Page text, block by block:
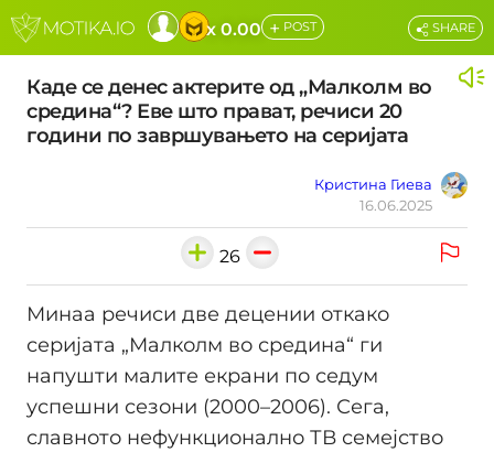
x 0.00 + POST
Каде се денес актерите од „Малколм во
средина“? Еве што прават, речиси 20
години по завршувањето на серијата
Кристина Гиева
16.06.2025
SHARE
26
Минаа речиси две децении откако
серијата „Малколм во средина“ ги
напушти малите екрани по седум
успешни сезони (2000–2006). Сега,
славното нефункционално ТВ семејство